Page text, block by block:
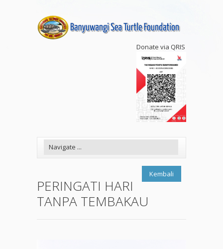
Donate via QRIS
Kembali
PERINGATI HARI
TANPA TEMBAKAU